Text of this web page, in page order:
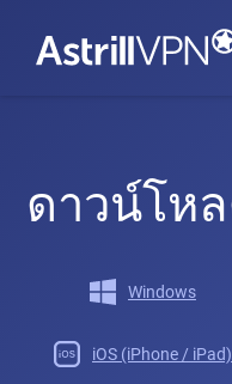
ดาวน์โห
Windows
iOS (iPhone / iPad)